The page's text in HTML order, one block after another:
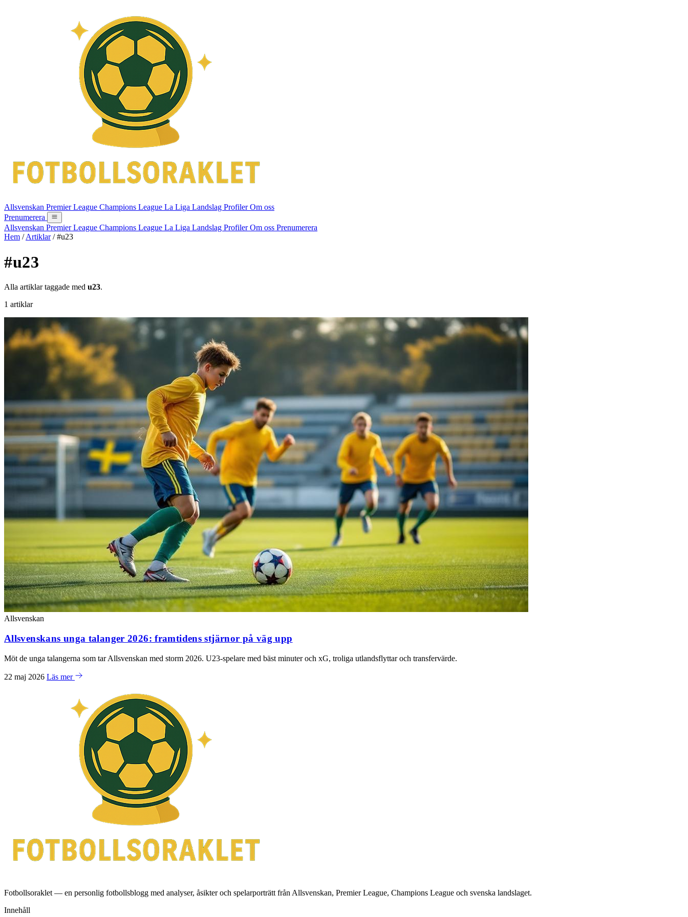
Allsvenskan Premier League Champions League La Liga Landslag ProfilerOm oss
Prenumerera
Allsvenskan Premier League Champions League La Liga Landslag ProfilerOm oss Prenumerera
Hem / Artiklar / #u23
#u23
Alla artiklar taggade med u23.
1 artiklar
Allsvenskan
Allsvenskans unga talanger 2026: framtidens stjärnor på väg upp
Möt de unga talangerna som tar Allsvenskan med storm 2026. U23-spelare med bäst minuter och xG, troliga utlandsflyttar och transfervärde.
22 maj 2026 Läs mer
Fotbollsoraklet — en personlig fotbollsblogg med analyser, åsikter och spelarporträtt från Allsvenskan, Premier League, Champions League och svenska landslaget.
Innehåll